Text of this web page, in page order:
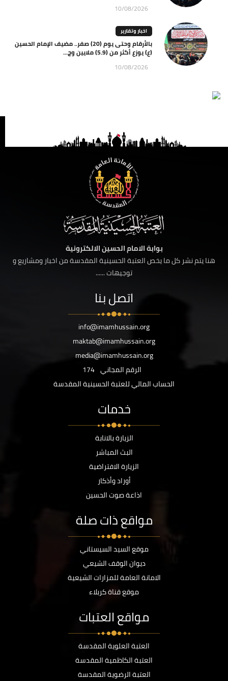
10/08/2026
اخبار وتقارير
بالأرقام وحتى يوم (20) صفر.. مضيف الإمام الحسين
(ع) يوزع أكثر من (5.9) ملايين وج...
10/08/2026
بوابة الامام الحسين الالكترونية
هنا يتم نشر كل ما يخص العتبة الحسينية المقدسة من اخبار ومشاريع و
توجيهات ......
اتصل بنا
info@imamhussain.org
maktab@imamhussain.org
media@imamhussain.org
الرقم المجاني 174
الحساب المالي للعتبة الحسينية المقدسة
خدمات
الزيارة بالانابة
البث المباشر
الزيارة الافتراضية
أوراد وأذكار
اذاعة صوت الحسين
مواقع ذات صلة
موقع السيد السيستاني
ديوان الوقف الشيعي
الامانة العامة للمزارات الشيعية
موقع قناة كربلاء
مواقع العتبات
العتبة العلوية المقدسة
العتبة الكاظمية المقدسة
العتبة الرضوية المقدسة